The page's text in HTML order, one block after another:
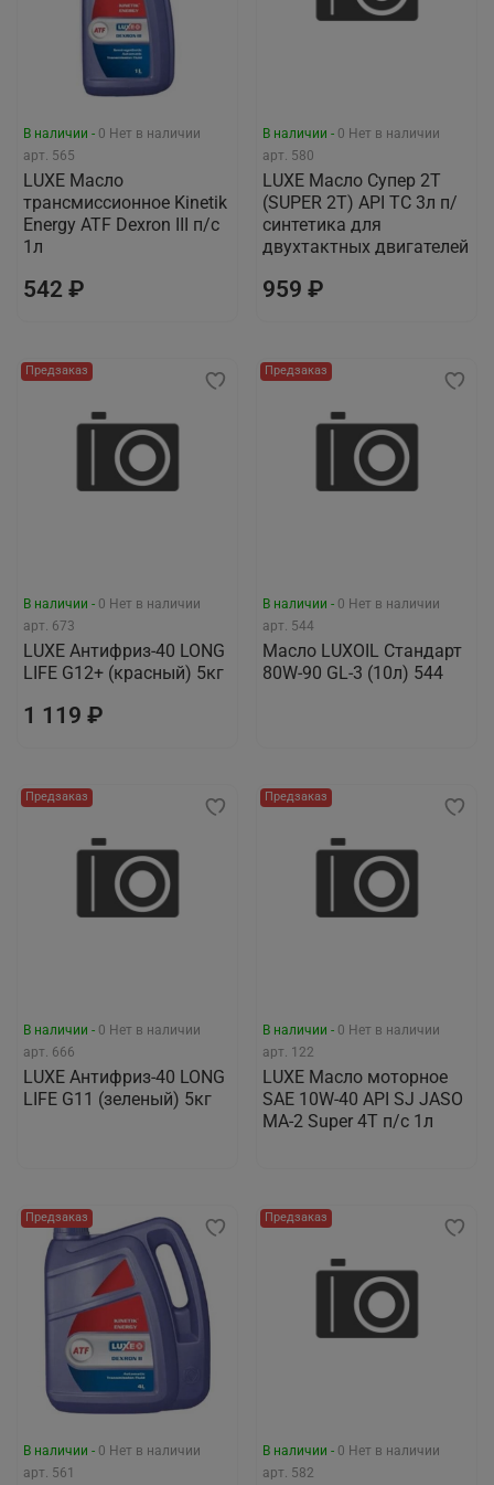
В наличии - 0 Нет в наличии
арт. 565
LUXЕ Масло
трансмиссионное Kinetik
Energy ATF Dexron III п/с
1л
542 ₽
В наличии - 0 Нет в наличии
арт. 580
LUXE Масло Супер 2Т
(SUPER 2T) API TC 3л п/
синтетика для
двухтактных двигателей
959 ₽
Предзаказ
В наличии - 0 Нет в наличии
арт. 673
LUXЕ Антифриз-40 LONG
LIFE G12+ (красный) 5кг
1 119 ₽
Предзаказ
В наличии - 0 Нет в наличии
арт. 544
Масло LUXOIL Стандарт
80W-90 GL-3 (10л) 544
Предзаказ
В наличии - 0 Нет в наличии
арт. 666
LUXЕ Антифриз-40 LONG
LIFE G11 (зеленый) 5кг
Предзаказ
В наличии - 0 Нет в наличии
арт. 122
LUXE Масло моторное
SAE 10W-40 API SJ JASO
MA-2 Super 4T п/с 1л
Предзаказ
В наличии - 0 Нет в наличии
арт. 561
Предзаказ
В наличии - 0 Нет в наличии
арт. 582